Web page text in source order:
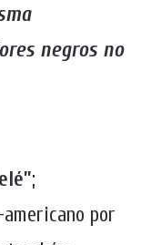
negros no
;
por